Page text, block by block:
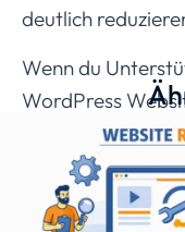
deutlich
Wenn du
WordPress
Tradino
strukturiert
zur nachhaltigen